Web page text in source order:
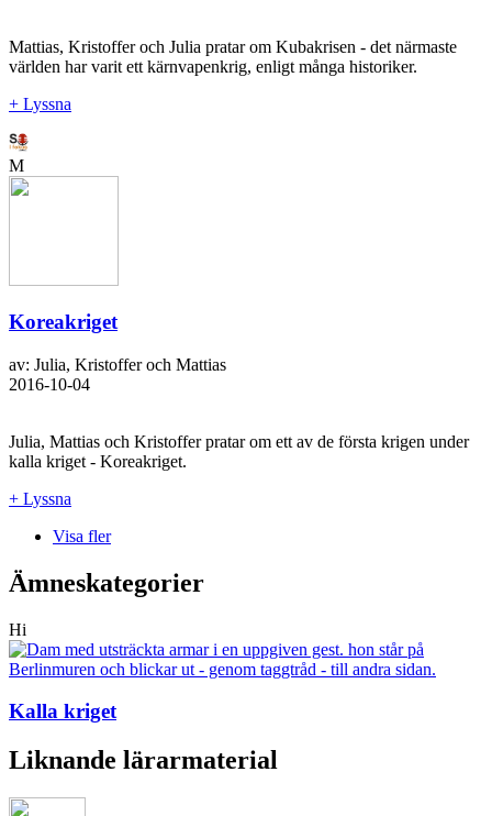
Mattias, Kristoffer och Julia pratar om Kubakrisen - det närmaste
världen har varit ett kärnvapenkrig, enligt många historiker.
+ Lyssna
M
Koreakriget
av: Julia, Kristoffer och Mattias
2016-10-04
Julia, Mattias och Kristoffer pratar om ett av de första krigen under
kalla kriget - Koreakriget.
+ Lyssna
Visa fler
Ämneskategorier
Hi
Kalla kriget
Liknande lärarmaterial